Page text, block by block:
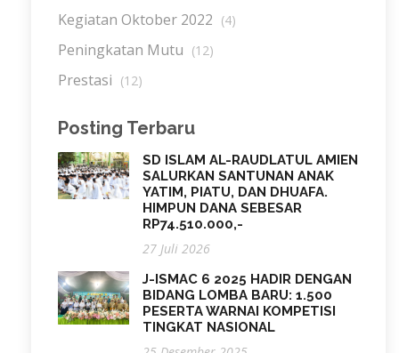
Kegiatan Oktober 2022 (4)
Peningkatan Mutu (12)
Prestasi (12)
Posting Terbaru
SD ISLAM AL-RAUDLATUL AMIEN
SALURKAN SANTUNAN ANAK
YATIM, PIATU, DAN DHUAFA.
HIMPUN DANA SEBESAR
RP74.510.000,-
27 Juli 2026
J-ISMAC 6 2025 HADIR DENGAN
BIDANG LOMBA BARU: 1.500
PESERTA WARNAI KOMPETISI
TINGKAT NASIONAL